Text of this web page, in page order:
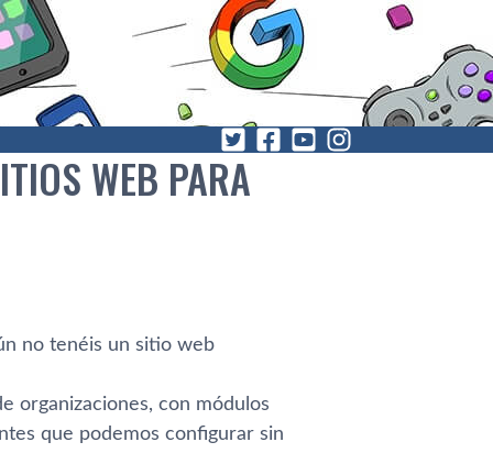
WEB PARA
no tenéis un sitio web
organizaciones, con módulos
que podemos configurar sin